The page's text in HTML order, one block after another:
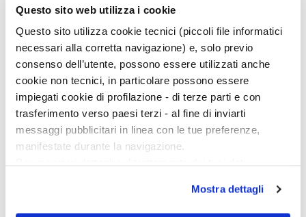
Questo sito web utilizza i cookie
Questo sito utilizza cookie tecnici (piccoli file informatici
necessari alla corretta navigazione) e, solo previo
consenso dell’utente, possono essere utilizzati anche
cookie non tecnici, in particolare possono essere
impiegati cookie di profilazione - di terze parti e con
trasferimento verso paesi terzi - al fine di inviarti
messaggi pubblicitari in linea con le tue preferenze,
manifestate durante la navigazione.
scelte privacy sui cookie, ti invitiamo a prendere visione
dell’informativa cookie.
Mostra dettagli
Ciclo di conferenze